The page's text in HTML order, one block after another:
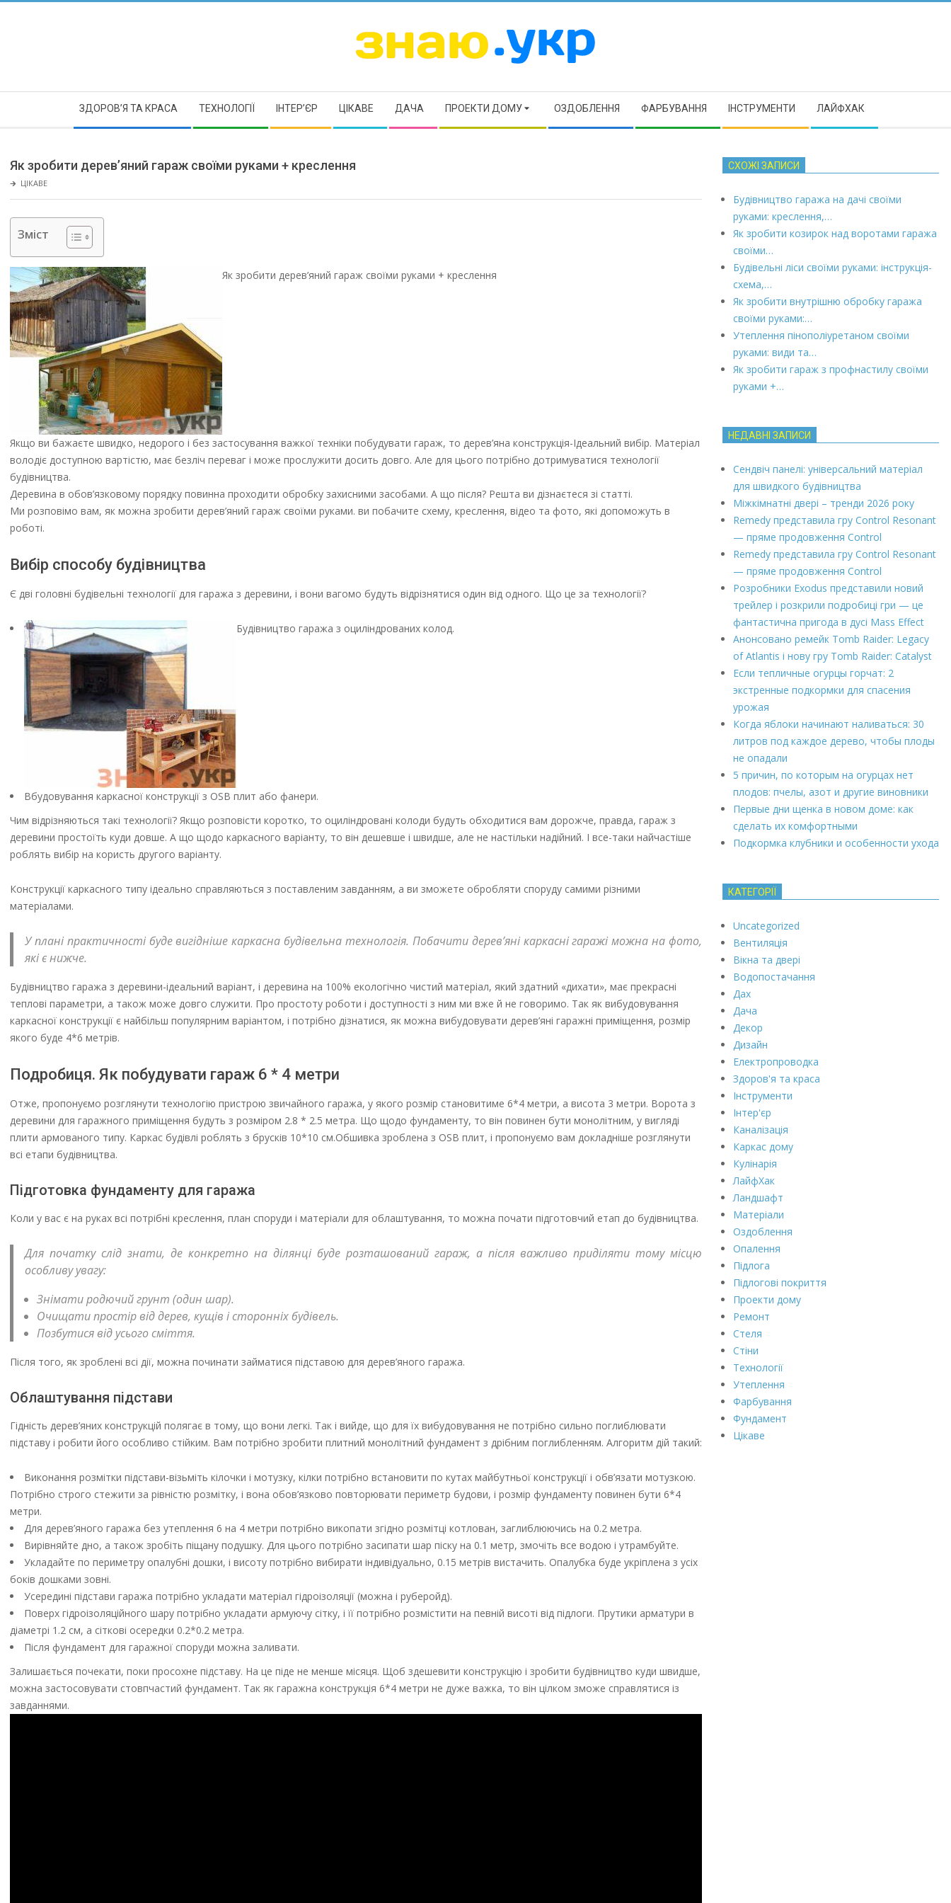
ЗНАЮ
ЗДОРОВ’Я ТА КРАСА ТЕХНОЛОГІЇ ІНТЕР’ЄР ЦІКАВЕ ДАЧА ПРОЕКТИ ДОМУ ОЗДОБЛЕННЯ ФАРБУВАННЯ ІНСТРУМЕНТИ ЛАЙФХАК
Як зробити дерев’яний гараж своїми руками + креслення
🡲 ЦІКАВЕ
Зміст
Як зробити дерев’яний гараж своїми руками + креслення
Якщо ви бажаєте швидко, недорого і без застосування важкої техніки побудувати гараж, то дерев’яна конструкція-Ідеальний вибір. Матеріал
володіє доступною вартістю, має безліч переваг і може прослужити досить довго. Але для цього потрібно дотримуватися технології
будівництва.
Деревина в обов’язковому порядку повинна проходити обробку захисними засобами. А що після? Решта ви дізнаєтеся зі статті.
Ми розповімо вам, як можна зробити дерев’яний гараж своїми руками. ви побачите схему, креслення, відео та фото, які допоможуть в
роботі.
Вибір способу будівництва
Є дві головні будівельні технології для гаража з деревини, і вони вагомо будуть відрізнятися один від одного. Що це за технології?
Будівництво гаража з оциліндрованих колод.
Вбудовування каркасної конструкції з OSB плит або фанери.
Чим відрізняються такі технології? Якщо розповісти коротко, то оциліндровані колоди будуть обходитися вам дорожче, правда, гараж з
деревини простоїть куди довше. А що щодо каркасного варіанту, то він дешевше і швидше, але не настільки надійний. І все-таки найчастіше
роблять вибір на користь другого варіанту.
Конструкції каркасного типу ідеально справляються з поставленим завданням, а ви зможете обробляти споруду самими різними
матеріалами.
У плані практичності буде вигідніше каркасна будівельна технологія. Побачити дерев’яні каркасні гаражі можна на фото,
які є нижче.
Будівництво гаража з деревини-ідеальний варіант, і деревина на 100% екологічно чистий матеріал, який здатний «дихати», має прекрасні
теплові параметри, а також може довго служити. Про простоту роботи і доступності з ним ми вже й не говоримо. Так як вибудовування
каркасної конструкції є найбільш популярним варіантом, і потрібно дізнатися, як можна вибудовувати дерев’яні гаражні приміщення, розмір
якого буде 4*6 метрів.
Подробиця. Як побудувати гараж 6 * 4 метри
Отже, пропонуємо розглянути технологію пристрою звичайного гаража, у якого розмір становитиме 6*4 метри, а висота 3 метри. Ворота з
деревини для гаражного приміщення будуть з розміром 2.8 * 2.5 метра. Що щодо фундаменту, то він повинен бути монолітним, у вигляді
плити армованого типу. Каркас будівлі роблять з брусків 10*10 см.Обшивка зроблена з OSB плит, і пропонуємо вам докладніше розглянути
всі етапи будівництва.
Підготовка фундаменту для гаража
Коли у вас є на руках всі потрібні креслення, план споруди і матеріали для облаштування, то можна почати підготовчий етап до будівництва.
Для початку слід знати, де конкретно на ділянці буде розташований гараж, а після важливо приділяти тому місцю
особливу увагу:
Знімати родючий грунт (один шар).
Очищати простір від дерев, кущів і сторонніх будівель.
Позбутися від усього сміття.
Після того, як зроблені всі дії, можна починати займатися підставою для дерев’яного гаража.
Облаштування підстави
Гідність дерев’яних конструкцій полягає в тому, що вони легкі. Так і вийде, що для їх вибудовування не потрібно сильно поглиблювати
підставу і робити його особливо стійким. Вам потрібно зробити плитний монолітний фундамент з дрібним поглибленням. Алгоритм дій такий:
Виконання розмітки підстави-візьміть кілочки і мотузку, кілки потрібно встановити по кутах майбутньої конструкції і обв’язати мотузкою.
Потрібно строго стежити за рівністю розмітку, і вона обов’язково повторювати периметр будови, і розмір фундаменту повинен бути 6*4
метри.
Для дерев’яного гаража без утеплення 6 на 4 метри потрібно викопати згідно розмітці котлован, заглиблюючись на 0.2 метра.
Вирівняйте дно, а також зробіть піщану подушку. Для цього потрібно засипати шар піску на 0.1 метр, змочіть все водою і утрамбуйте.
Укладайте по периметру опалубні дошки, і висоту потрібно вибирати індивідуально, 0.15 метрів вистачить. Опалубка буде укріплена з усіх
боків дошками зовні.
Усередині підстави гаража потрібно укладати матеріал гідроізоляції (можна і руберойд).
Поверх гідроізоляційного шару потрібно укладати армуючу сітку, і її потрібно розмістити на певній висоті від підлоги. Прутики арматури в
діаметрі 1.2 см, а сіткові осередки 0.2*0.2 метра.
Після фундамент для гаражної споруди можна заливати.
Залишається почекати, поки просохне підставу. На це піде не менше місяця. Щоб здешевити конструкцію і зробити будівництво куди швидше,
можна застосовувати стовпчастий фундамент. Так як гаражна конструкція 6*4 метри не дуже важка, то він цілком зможе справлятися із
завданнями.
СХОЖІ ЗАПИСИ
Будівництво гаража на дачі своїми
руками: креслення,…
Як зробити козирок над воротами гаража
своїми…
Будівельні ліси своїми руками: інструкція-
схема,…
Як зробити внутрішню обробку гаража
своїми руками:…
Утеплення пінополіуретаном своїми
руками: види та…
Як зробити гараж з профнастилу своїми
руками +…
НЕДАВНІ ЗАПИСИ
Сендвіч панелі: універсальний матеріал
для швидкого будівництва
Міжкімнатні двері – тренди 2026 року
Remedy представила гру Control Resonant
— пряме продовження Control
Remedy представила гру Control Resonant
— пряме продовження Control
Розробники Exodus представили новий
трейлер і розкрили подробиці гри — це
фантастична пригода в дусі Mass Effect
Анонсовано ремейк Tomb Raider: Legacy
of Atlantis і нову гру Tomb Raider: Catalyst
Если тепличные огурцы горчат: 2
экстренные подкормки для спасения
урожая
Когда яблоки начинают наливаться: 30
литров под каждое дерево, чтобы плоды
не опадали
5 причин, по которым на огурцах нет
плодов: пчелы, азот и другие виновники
Первые дни щенка в новом доме: как
сделать их комфортными
Подкормка клубники и особенности ухода
КАТЕГОРІЇ
Uncategorized
Вентиляція
Вікна та двері
Водопостачання
Дах
Дача
Декор
Дизайн
Електропроводка
Здоров'я та краса
Інструменти
Інтер'єр
Каналізація
Каркас дому
Кулінарія
ЛайфХак
Ландшафт
Матеріали
Оздоблення
Опалення
Підлога
Підлогові покриття
Проекти дому
Ремонт
Стеля
Стіни
Технології
Утеплення
Фарбування
Фундамент
Цікаве